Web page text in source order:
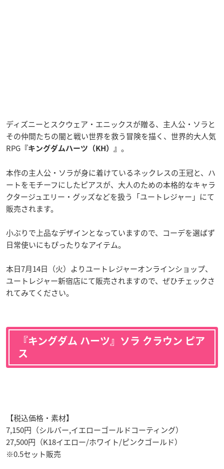
ディズニーとスクウェア・エニックスが贈る、主人公・ソラと
その仲間たちの闇と戦い世界を救う冒険を描く、世界的大人気
RPG 『キングダムハーツ（KH）』 。
本作の主人公・ソラが身に着けているネックレスの王冠と、ハ
ートをモチーフにしたピアスが、大人のための本格的なキャラ
クタージュエリー・グッズなどを扱う「ユートレジャー」にて
販売されます。
小ぶりで上品なデザインとなっていますので、コーデを選ばず
日常使いにもぴったりなアイテム。
本日7月14日（火）よりユートレジャーオンラインショップ、
ユートレジャー新宿店にて販売されますので、ぜひチェックさ
れてみてください。
『キングダム ハーツ』ソラ クラウン ピア
ス
【税込価格・素材】
7,150円（シルバー,イエローゴールドコーティング）
27,500円（K18イエロー/ホワイト/ピンクゴールド）
※0.5セット販売